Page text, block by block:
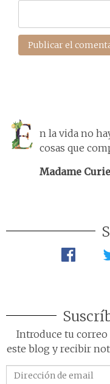
n la vida no
cosas que
Madame Curie
Introduce tu correo
este blog y recibir